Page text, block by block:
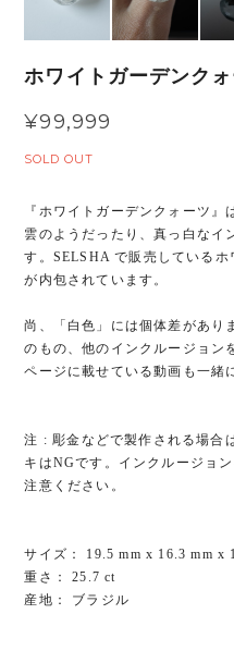
ホワイトガーデンク
¥99,999
SOLD OUT
『ホワイトガーデンクォーツ
雲のようだったり、真っ白なイ
す。SELSHA で販売している
が内包されています。
尚、「白色」には個体差があり
のもの、他のインクルージョン
ページに載せている動画も一緒
注 : 彫金などで製作される場合
キはNGです。インクルージョ
注意ください。
サイズ： 19.5 mm x 16.3 mm x
重さ： 25.7 ct
産地： ブラジル